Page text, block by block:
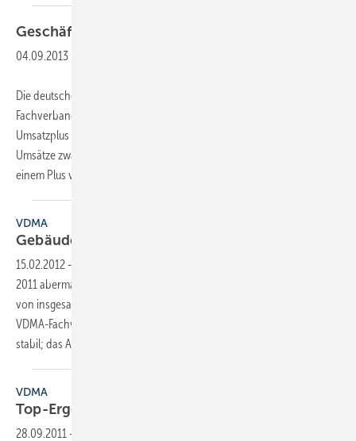
Geschäft
04.09.2013
Die deutschen Gebäudearmaturenhersteller erzielten laut VDMA-
Fachverband Armaturen im ersten Halbjahr 2013 ein nominales
Umsatzplus von 8 % im Vergleich zum Vorjahr. Im Euroraum gingen die
Umsätze zwar um 2% zurück. Außerhalb Europas lief das Geschäft mit
einem Plus von 21% dafür aber
VDMA
Gebäudearmaturen trotzen der
15.02.2012 -
2011 abermals beim Umsatz zulegen und ein nominales Umsatzplus
von insgesamt 12% im Vergleich zum Vorjahr erzielen. Dies meldet der
VDMA-Fachverband Armaturen. Der Binnenmarkt erwies sich als
stabil; das Auslandsgeschäft trotzte der
VDMA
Top-Ergebnis für
28.09.2011 -